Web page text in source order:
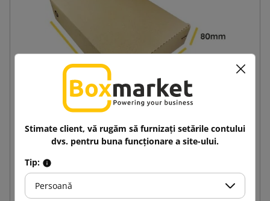
335x235x80 Cutie plană deschisă lateral FlatBox
2,98 lej
Stimate client, vă rugăm să furnizați setările contului
dvs. pentru buna funcționare a site-ului.
Tip:
Persoană